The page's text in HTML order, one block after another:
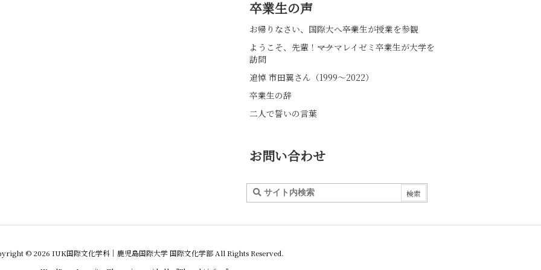
卒業生の声
お帰りなさい、国際大へ――卒業生が授業を参観
ようこそ、先輩！――マクマレイゼミ卒業生が大学を
訪問
追悼 市田翼さん（1999～2022）
卒業生の辞
二人で誓いの言葉
お問い合わせ
© 2026 IUK国際文化学科｜鹿児島国際大学 国際文化学部 All Rights Reserved.